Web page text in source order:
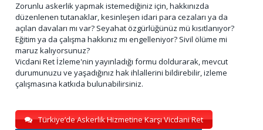
Zorunlu askerlik yapmak istemediğiniz için, hakkınızda
düzenlenen tutanaklar, kesinleşen idari para cezaları ya da
açılan davaları mı var? Seyahat özgürlüğünüz mü kısıtlanıyor?
Eğitim ya da çalışma hakkınız mı engelleniyor? Sivil ölüme mi
maruz kalıyorsunuz?
Vicdani Ret İzleme'nin yayınladığı formu doldurarak, mevcut
durumunuzu ve yaşadığınız hak ihlallerini bildirebilir, izleme
çalışmasına katkıda bulunabilirsiniz.
Türkiye’de Askerlik Hizmetine Karşı Vicdani Ret